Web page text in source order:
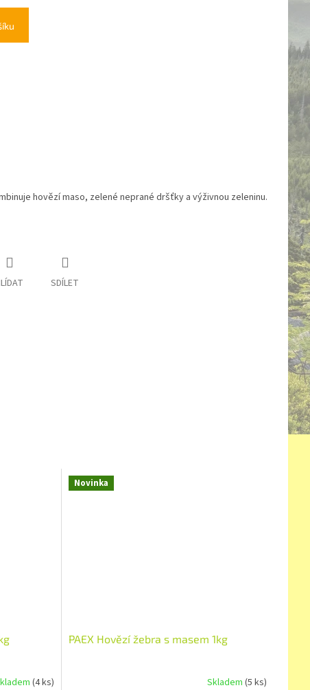
hovězí maso, zelené neprané dršťky a výživnou zeleninu.
SDÍLET
(4 ks)
Novinka
PAEX Hovězí žebra s masem 1kg
Skladem (5 ks)